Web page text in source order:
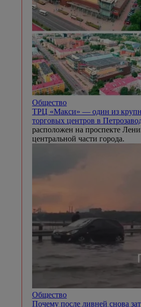
Общество
ТРЦ «Макси» — один из
торговых центров в
расположен на проспекте
центральной части города.
Общество
Почему после ливней снова